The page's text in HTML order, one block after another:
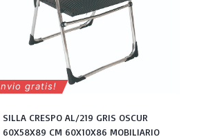
gratis!
SILLA CRESPO AL/219 GRIS OSCUR
60X58X89 CM 60X10X86 MOBILIARIO